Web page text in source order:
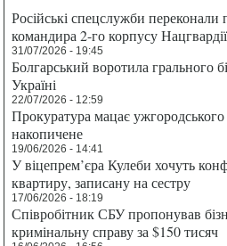
Російські спецслужби переконали
командира 2-го корпусу Нацгвардії
31/07/2026 - 19:45
Болгарський воротила грального
Україні
22/07/2026 - 12:59
Прокуратура мацає ужгородського
накопичене
19/06/2026 - 14:41
У віцепрем’єра Кулеби хочуть
квартиру, записану на сестру
17/06/2026 - 18:19
Співробітник СБУ пропонував
кримінальну справу за $150 тисяч